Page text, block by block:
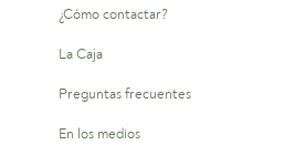
¿Cómo contactar?
La Caja
Preguntas frecuentes
En los medios